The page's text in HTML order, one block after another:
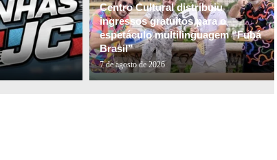
Centro Cultural distribuiu
ingressos gratuitos para o
espetáculo multilinguagem “Fubá
Brasil”
7 de agosto de 2026